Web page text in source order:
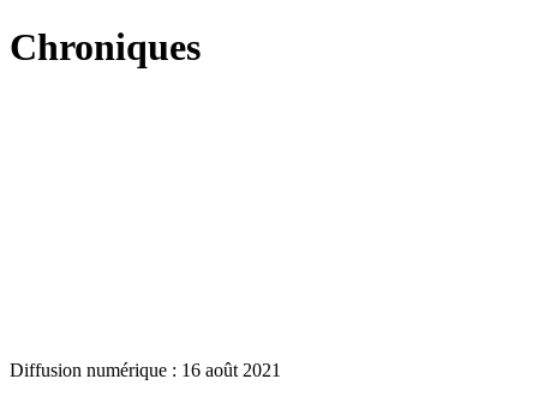
Chroniques
Diffusion numérique : 16 août 2021